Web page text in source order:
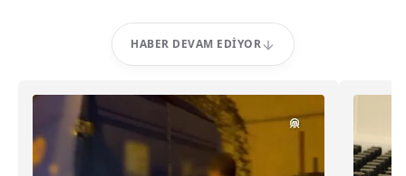
HABER DEVAM EDIYOR